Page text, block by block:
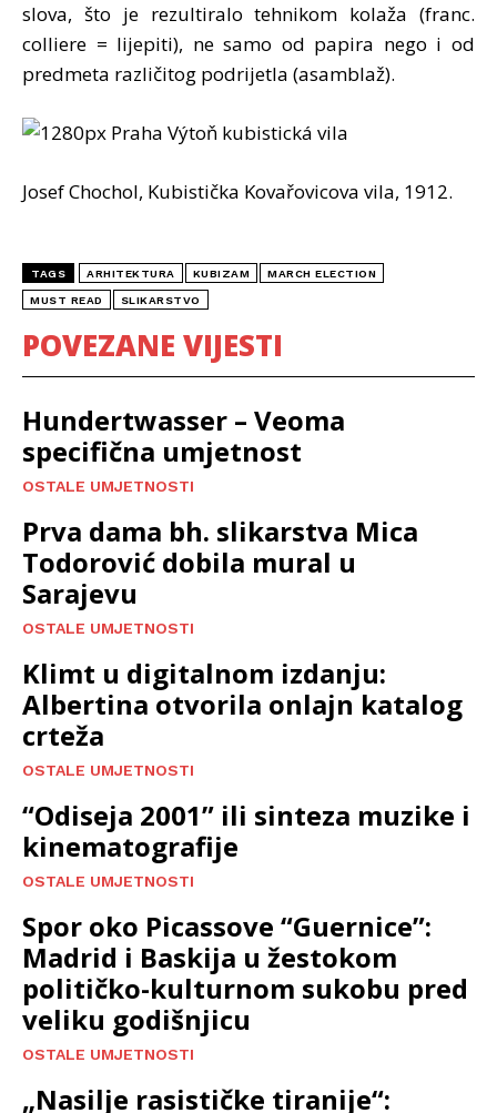
slova, što je rezultiralo tehnikom kolaža (franc.
colliere = lijepiti), ne samo od papira nego i od
predmeta različitog podrijetla (asamblaž).
Josef Chochol, Kubistička Kovařovicova vila, 1912.
TAGS ARHITEKTURA KUBIZAM MARCH ELECTION
MUST READ SLIKARSTVO
POVEZANE VIJESTI
Hundertwasser – Veoma
specifična umjetnost
OSTALE UMJETNOSTI
Prva dama bh. slikarstva Mica
Todorović dobila mural u
Sarajevu
OSTALE UMJETNOSTI
Klimt u digitalnom izdanju:
Albertina otvorila onlajn katalog
crteža
OSTALE UMJETNOSTI
“Odiseja 2001” ili sinteza muzike i
kinematografije
OSTALE UMJETNOSTI
Spor oko Picassove “Guernice”:
Madrid i Baskija u žestokom
političko-kulturnom sukobu pred
veliku godišnjicu
OSTALE UMJETNOSTI
„Nasilje rasističke tiranije“: